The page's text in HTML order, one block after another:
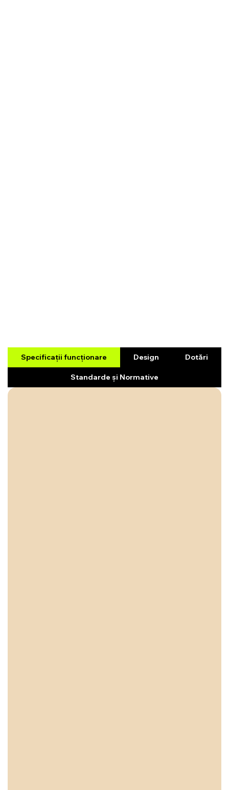
Specificații funcționare Design Dotări
Standarde și Normative